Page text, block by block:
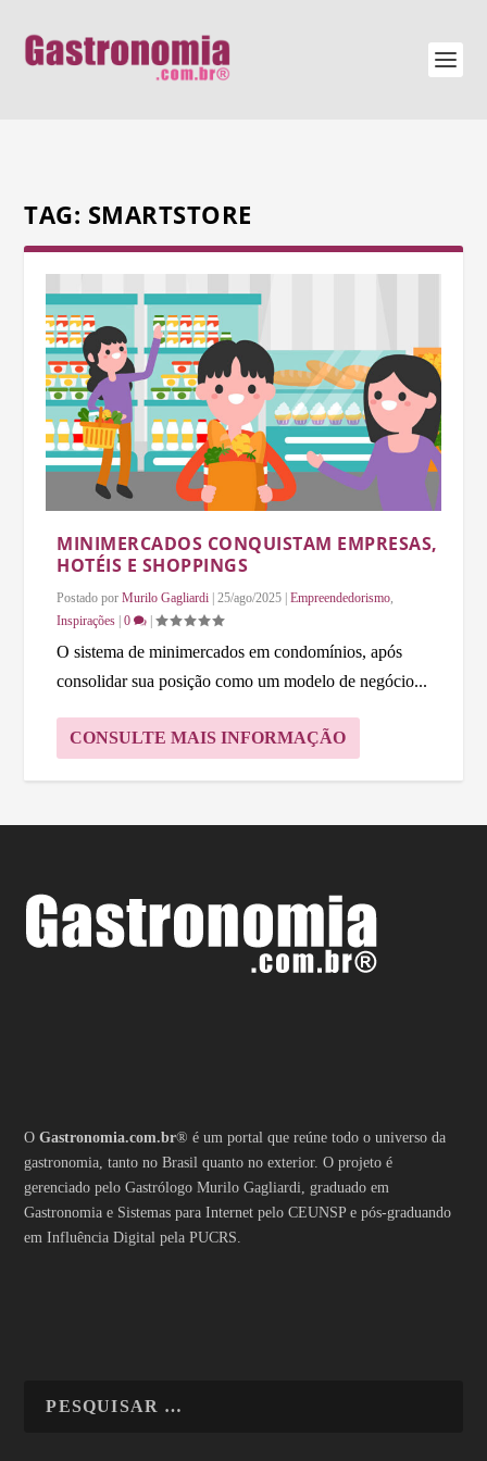
TAG: SMARTSTORE
MINIMERCADOS CONQUISTAM EMPRESAS,
HOTÉIS E SHOPPINGS
Postado porMurilo Gagliardi |25/ago/2025 |Empreendedorismo
Inspirações |0 |
O sistema de minimercados em condomínios, após
consolidar sua posição como um modelo de negócio...
CONSULTE MAIS INFORMAÇÃO
OGastronomia.com.br® é um portal que reúne todo o universo da
gastronomia, tanto no Brasil quanto no exterior. O projeto é
gerenciado pelo Gastrólogo Murilo Gagliardi, graduado em
Gastronomia e Sistemas para Internet pelo CEUNSP e pós-graduando
em Influência Digital pela PUCRS.